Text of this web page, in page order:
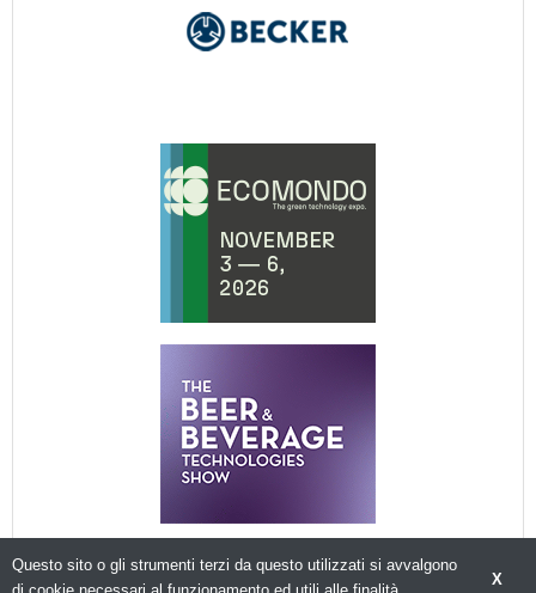
X
Questo sito o gli strumenti terzi da questo utilizzati si avvalgono